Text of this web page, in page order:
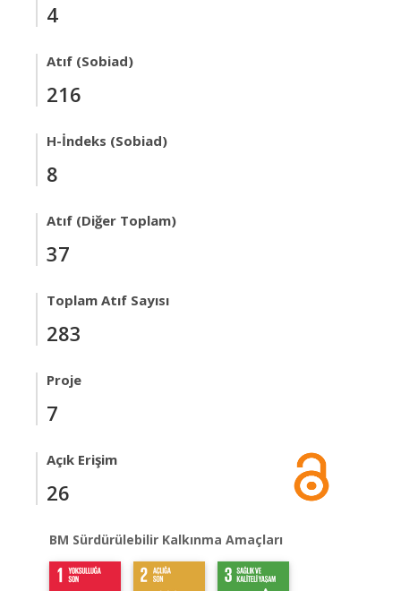
4
Atıf (Sobiad)
216
H-İndeks (Sobiad)
8
Atıf (Diğer Toplam)
37
Toplam Atıf Sayısı
283
Proje
7
Açık Erişim
26
BM Sürdürülebilir Kalkınma Amaçları